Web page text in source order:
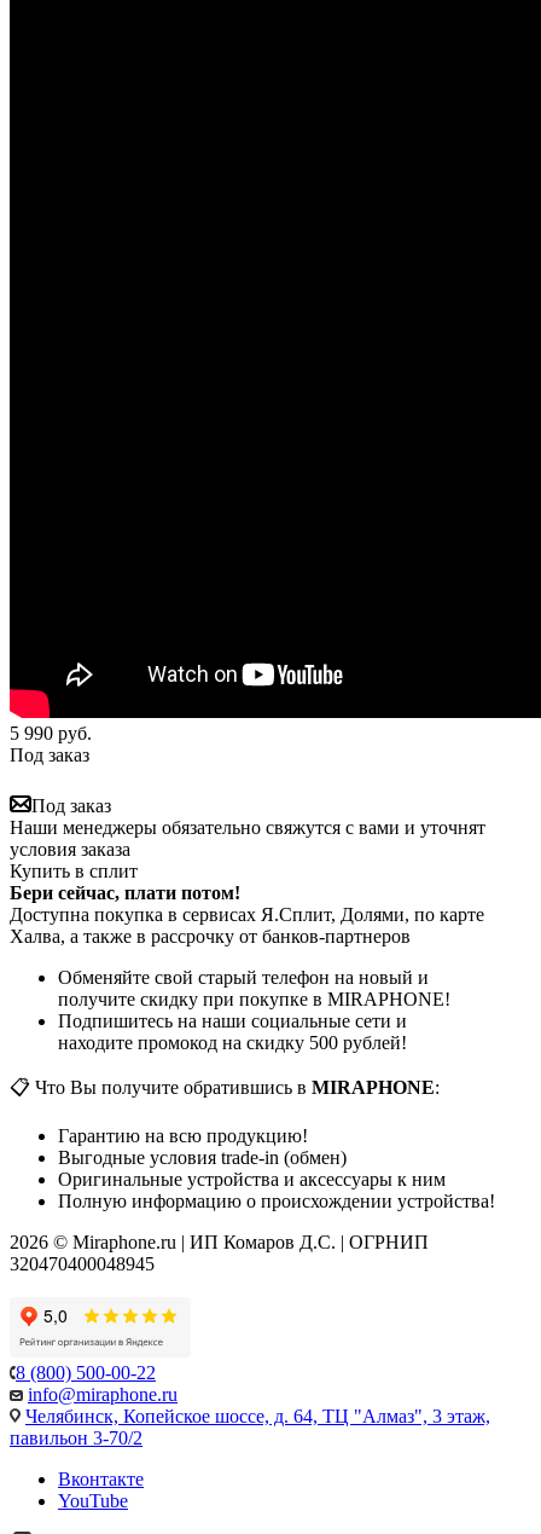
5 990 руб.
Под заказ
Под заказ
Наши менеджеры обязательно свяжутся с вами и уточнят
условия заказа
Купить в сплит
Бери сейчас, плати потом!
Доступна покупка в сервисах Я.Сплит, Долями, по карте
Халва, а также в рассрочку от банков-партнеров
Обменяйте свой старый телефон на новый и
получите скидку при покупке в MIRAPHONE!
Подпишитесь на наши социальные сети и
находите промокод на скидку 500 рублей!
📋 Что Вы получите обратившись в MIRAPHONE:
Гарантию на всю продукцию!
Выгодные условия trade-in (обмен)
Оригинальные устройства и аксессуары к ним
Полную информацию о происхождении устройства!
2026 © Miraphone.ru | ИП Комаров Д.С. | ОГРНИП
320470400048945
8 (800) 500-00-22
info@miraphone.ru
Челябинск, Копейское шоссе, д. 64, ТЦ "Алмаз", 3 этаж,
павильон 3-70/2
Вконтакте
YouTube